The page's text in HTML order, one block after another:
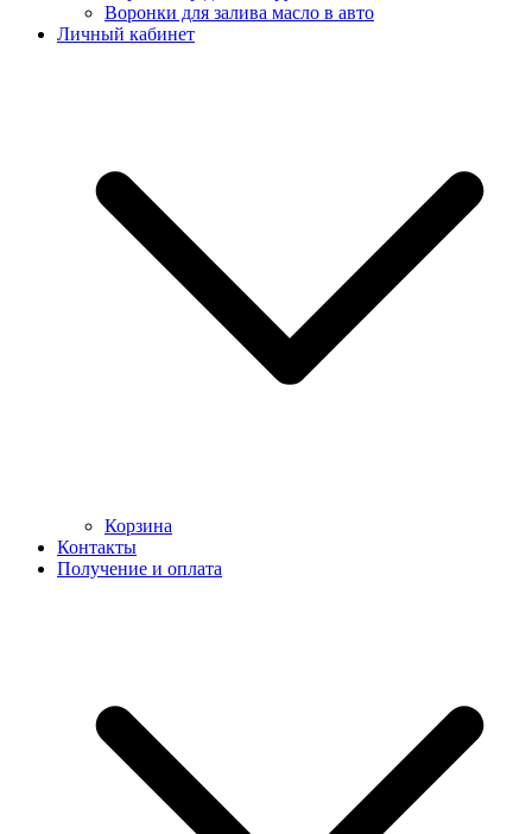
Воронки для залива масло в авто
Личный кабинет
Корзина
Контакты
Получение и оплата